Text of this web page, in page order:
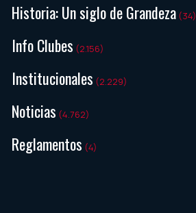
Historia: Un siglo de Grandeza (34)
Info Clubes (2.156)
Institucionales (2.229)
Noticias (4.762)
Reglamentos (4)